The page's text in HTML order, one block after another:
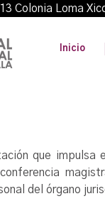
Colonia
Inicio
que impulsa
del órgano